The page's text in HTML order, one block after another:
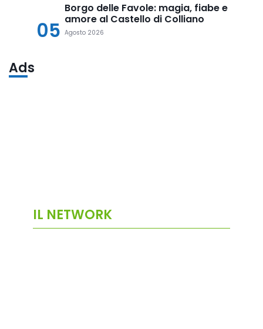
05
Borgo delle Favole: magia, fiabe e
amore al Castello di Colliano
Agosto 2026
Ads
IL NETWORK